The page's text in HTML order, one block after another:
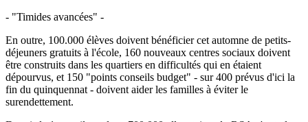
- "Timides avancées" -
En outre, 100.000 élèves doivent bénéficier cet automne de petits-
déjeuners gratuits à l'école, 160 nouveaux centres sociaux doivent
être construits dans les quartiers en difficultés qui en étaient
dépourvus, et 150 "points conseils budget" - sur 400 prévus d'ici la
fin du quinquennat - doivent aider les familles à éviter le
surendettement.